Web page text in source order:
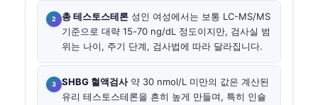
총 테스토스테론 성인 여성에서는 보통 LC-MS/MS
기준으로 대략 15-70 ng/dL 정도이지만, 검사실 범
위는 나이, 주기 단계, 검사법에 따라 달라집니다.
SHBG 혈액검사약 30 nmol/L 미만의 값은 계산된
유리 테스토스테론을 흔히 높게 만들며, 특히 인슐